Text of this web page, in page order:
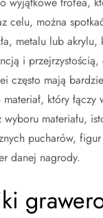
celu, można
metalu lub
i
często mają
który
materiału,
pucharów,
danej nagrody.